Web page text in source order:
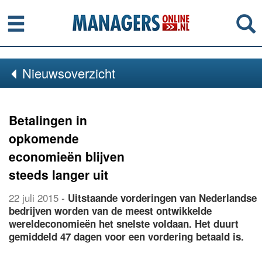
Menu
Nieuwsoverzicht
Betalingen in
opkomende
economieën blijven
steeds langer uit
22 juli 2015 - Uitstaande vorderingen van Nederlandse
bedrijven worden van de meest ontwikkelde
wereldeconomieën het snelste voldaan. Het duurt
gemiddeld 47 dagen voor een vordering betaald is.